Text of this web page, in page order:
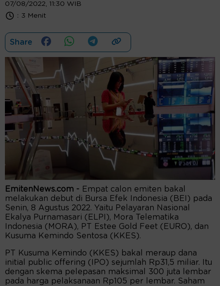
07/08/2022, 11:30 WIB
: 3 Menit
Share
EmitenNews.com - Empat calon emiten bakal
melakukan debut di Bursa Efek Indonesia (BEI) pada
Senin, 8 Agustus 2022. Yaitu Pelayaran Nasional
Ekalya Purnamasari (ELPI), Mora Telematika
Indonesia (MORA), PT Estee Gold Feet (EURO), dan
Kusuma Kemindo Sentosa (KKES).
PT Kusuma Kemindo (KKES) bakal meraup dana
initial public offering (IPO) sejumlah Rp31,5 miliar. Itu
dengan skema pelepasan maksimal 300 juta lembar
pada harga pelaksanaan Rp105 per lembar. Saham